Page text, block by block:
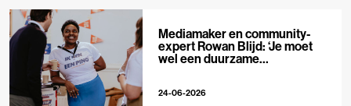
Mediamaker en community-
expert Rowan Blijd: ‘Je moet
wel een duurzame
24-06-2026